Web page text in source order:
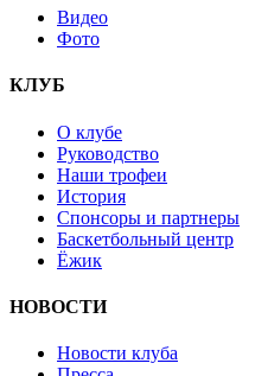
Видео
Фото
КЛУБ
О клубе
Руководство
Наши трофеи
История
Спонсоры и партнеры
Баскетбольный центр
Ёжик
НОВОСТИ
Новости клуба